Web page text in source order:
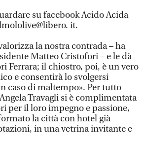
su facebook Acido Acida
it.
la nostra contrada – ha
Matteo Cristofori – e le dà
Ferrara; il chiostro, poi, è un vero
e consentirà lo svolgersi
caso di maltempo». Per tutto
Travagli si è complimentata
per il loro impegno e passione,
la città con hotel già
in una vetrina invitante e